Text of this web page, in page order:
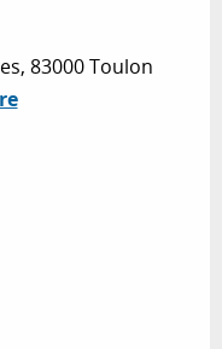
83000 Toulon